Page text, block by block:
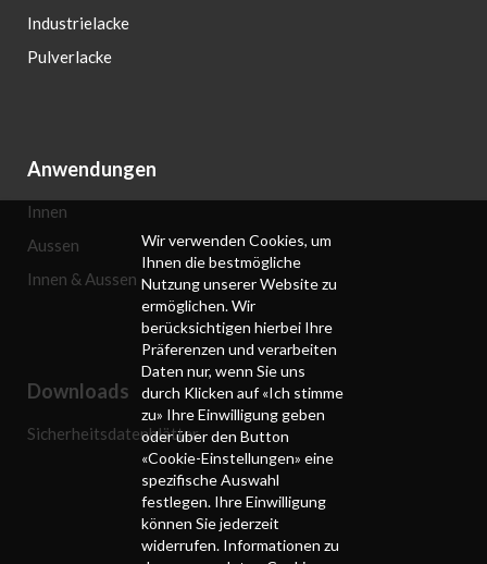
Industrielacke
Pulverlacke
Anwendungen
Innen
Aussen
Innen & Aussen
Downloads
Sicherheitsdatenblätter
Wir verwenden Cookies, um
Ihnen die bestmögliche
Nutzung unserer Website zu
ermöglichen. Wir
berücksichtigen hierbei Ihre
Präferenzen und verarbeiten
Daten nur, wenn Sie uns
durch Klicken auf «Ich stimme
zu» Ihre Einwilligung geben
oder über den Button
«Cookie-Einstellungen» eine
spezifische Auswahl
festlegen. Ihre Einwilligung
können Sie jederzeit
widerrufen. Informationen zu